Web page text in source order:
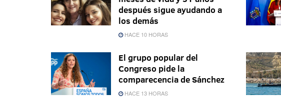
después sigue ayudando a
los demás
HACE 10 HORAS
El grupo popular del
Congreso pide la
comparecencia de Sánchez
HACE 13 HORAS